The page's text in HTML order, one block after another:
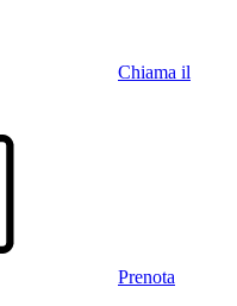
Chiama il
Prenota